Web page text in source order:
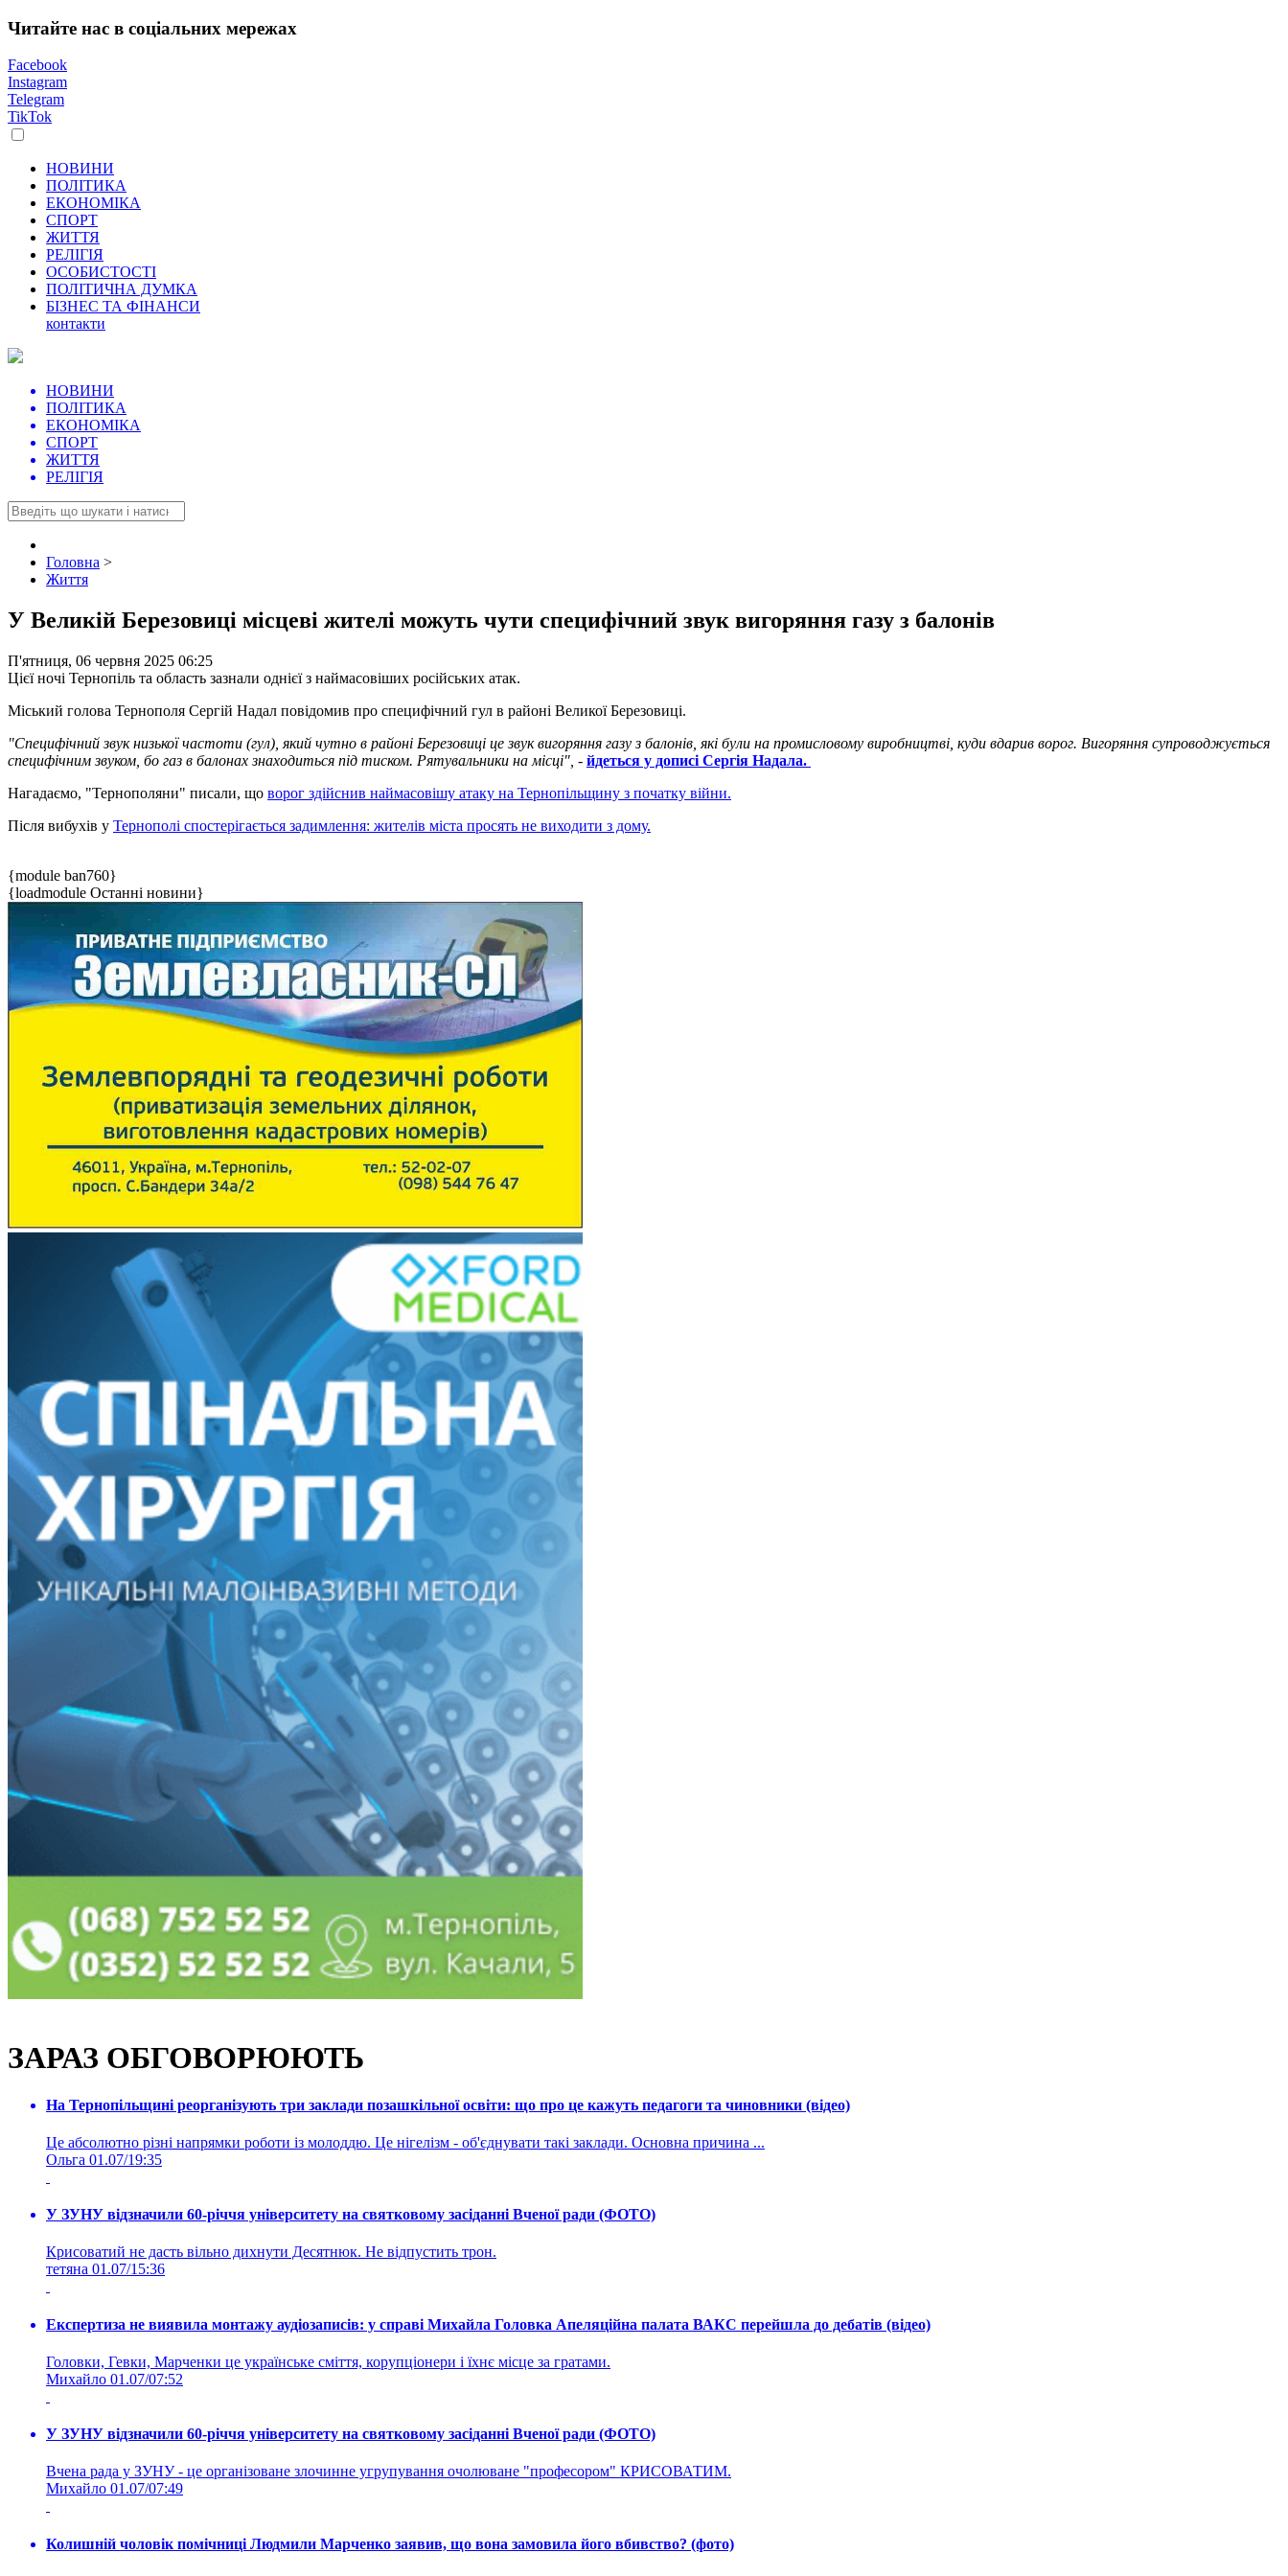
Читайте нас в соціальних мережах
Facebook
Instagram
Telegram
TikTok
НОВИНИ
ПОЛІТИКА
ЕКОНОМІКА
СПОРТ
ЖИТТЯ
РЕЛІГІЯ
ОСОБИСТОСТІ
ПОЛІТИЧНА ДУМКА
БІЗНЕС ТА ФІНАНСИ
контакти
НОВИНИ
ПОЛІТИКА
ЕКОНОМІКА
СПОРТ
ЖИТТЯ
РЕЛІГІЯ
Головна >
Життя
У Великій Березовиці місцеві жителі можуть чути специфічний звук вигоряння газу з балонів
П'ятниця, 06 червня 2025 06:25
Цієї ночі Тернопіль та область зазнали однієї з наймасовіших російських атак.
Міський голова Тернополя Сергій Надал повідомив про специфічний гул в районі Великої Березовиці.
"Специфічний звук низької частоти (гул), який чутно в районі Березовиці це звук вигоряння газу з балонів, які були на промисловому виробництві, куди вдарив ворог. Вигоряння супроводжується
специфічним звуком, бо газ в балонах знаходиться під тиском. Рятувальники на місці", - йдеться у дописі Сергія Надала.
Нагадаємо, "Тернополяни" писали, що ворог здійснив наймасовішу атаку на Тернопільщину з початку війни.
Після вибухів у Тернополі спостерігається задимлення: жителів міста просять не виходити з дому.
{module ban760}
{loadmodule Останні новини}
ЗАРАЗ ОБГОВОРЮЮТЬ
На Тернопільщині реорганізують три заклади позашкільної освіти: що про це кажуть педагоги та чиновники (відео)
Це абсолютно різні напрямки роботи із молоддю. Це нігелізм - об'єднувати такі заклади. Основна причина ...
Ольга 01.07/19:35
У ЗУНУ відзначили 60-річчя університету на святковому засіданні Вченої ради (ФОТО)
Крисоватий не дасть вільно дихнути Десятнюк. Не відпустить трон.
тетяна 01.07/15:36
Експертиза не виявила монтажу аудіозаписів: у справі Михайла Головка Апеляційна палата ВАКС перейшла до дебатів (відео)
Головки, Гевки, Марченки це українське сміття, корупціонери і їхнє місце за гратами.
Михайло 01.07/07:52
У ЗУНУ відзначили 60-річчя університету на святковому засіданні Вченої ради (ФОТО)
Вчена рада у ЗУНУ - це організоване злочинне угрупування очолюване "професором" КРИСОВАТИМ.
Михайло 01.07/07:49
Колишній чоловік помічниці Людмили Марченко заявив, що вона замовила його вбивство? (фото)